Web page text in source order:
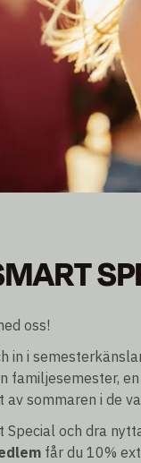
rabatt
oss!
in i
familjesemester,
sommaren i de
Special och dra
får du 10%